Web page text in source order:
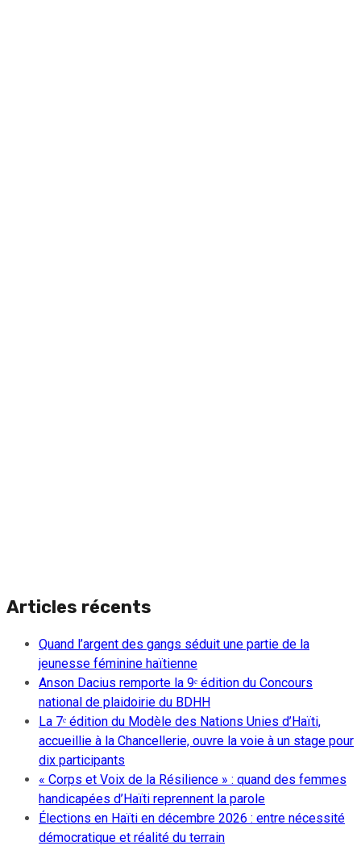
Articles récents
Quand l’argent des gangs séduit une partie de la
jeunesse féminine haïtienne
Anson Dacius remporte la 9ᵉ édition du Concours
national de plaidoirie du BDHH
La 7ᵉ édition du Modèle des Nations Unies d’Haïti,
accueillie à la Chancellerie, ouvre la voie à un stage pour
dix participants
« Corps et Voix de la Résilience » : quand des femmes
handicapées d’Haïti reprennent la parole
Élections en Haïti en décembre 2026 : entre nécessité
démocratique et réalité du terrain